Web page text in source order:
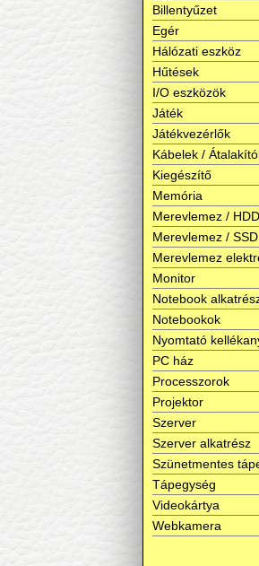
Billentyűzet
Egér
Hálózati eszköz
Hűtések
I/O eszközök
Játék
Játékvezérlők
Kábelek /
Kiegészítő
Memória
Merevlemez / HDD
Merevlemez / SSD
Merevlemez
Monitor
Notebook
Notebookok
Nyomtató
PC ház
Processzorok
Projektor
Szerver
Szerver alkatrész
Szünetmentes
Tápegység
Videokártya
Webkamera